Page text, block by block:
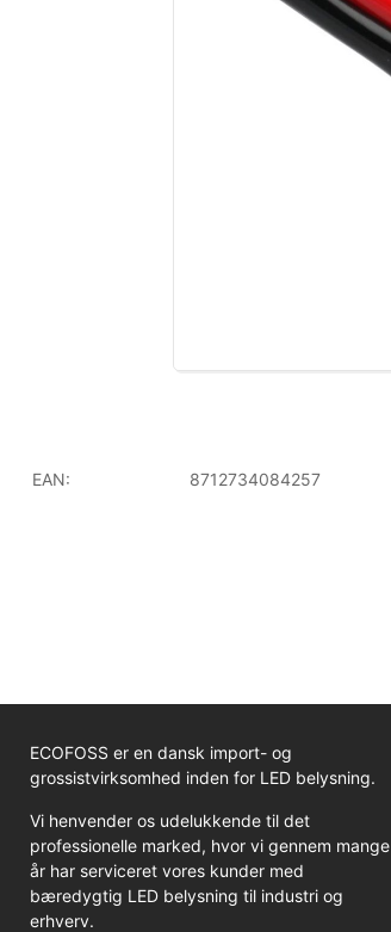
EAN: 8712734084257
ECOFOSS er en dansk import- og
grossistvirksomhed inden for LED belysning.
Vi henvender os udelukkende til det
professionelle marked, hvor vi gennem mange
år har serviceret vores kunder med
bæredygtig LED belysning til industri og
erhverv.